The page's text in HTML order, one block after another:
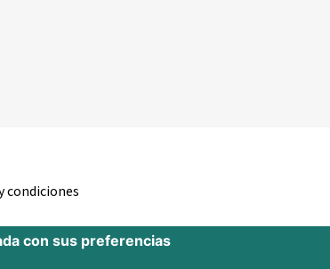
condiciones
con sus preferencias